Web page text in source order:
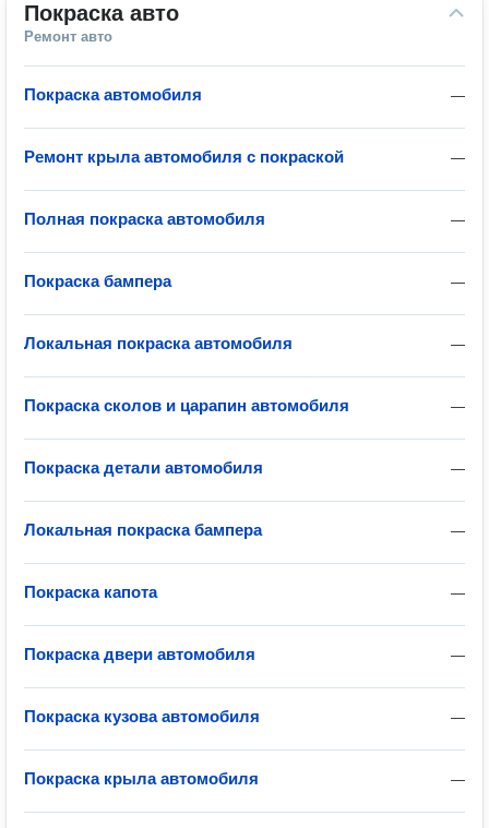
Покраска авто
Ремонт авто
—
Покраска автомобиля
—
Ремонт крыла автомобиля с покраской
—
Полная покраска автомобиля
—
Покраска бампера
—
Локальная покраска автомобиля
—
Покраска сколов и царапин автомобиля
—
Покраска детали автомобиля
—
Локальная покраска бампера
—
Покраска капота
—
Покраска двери автомобиля
—
Покраска кузова автомобиля
—
Покраска крыла автомобиля